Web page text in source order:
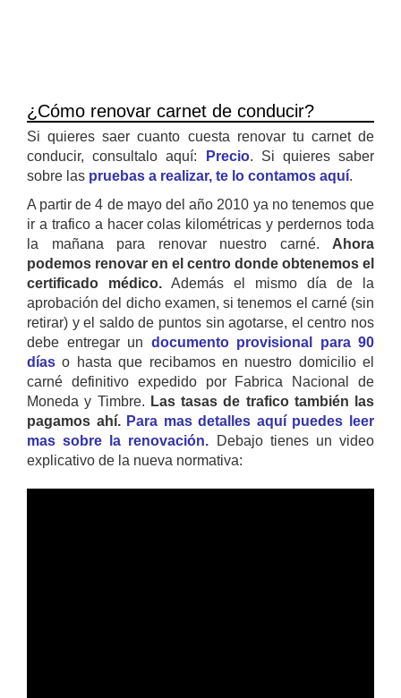
¿Cómo renovar carnet de conducir?
Si quieres saer cuanto cuesta renovar tu carnet de
conducir, consultalo aquí:
Precio. Si quieres saber
sobre las pruebas a realizar, te lo contamos aquí.
A partir de 4 de mayo del año 2010 ya no tenemos que
ir a trafico a hacer colas kilométricas y perdernos toda
la mañana para renovar nuestro carné. Ahora
podemos renovar en el centro donde obtenemos el
certificado médico. Además el mismo día de la
aprobación del dicho examen, si tenemos el carné (sin
retirar) y el saldo de puntos sin agotarse, el centro nos
debe entregar un documento provisional para 90
días o hasta que recibamos en nuestro domicilio el
carné definitivo expedido por Fabrica Nacional de
Moneda y Timbre. Las tasas de trafico también las
pagamos ahí. Para mas detalles aquí puedes leer
mas sobre la renovación. Debajo tienes un video
explicativo de la nueva normativa: